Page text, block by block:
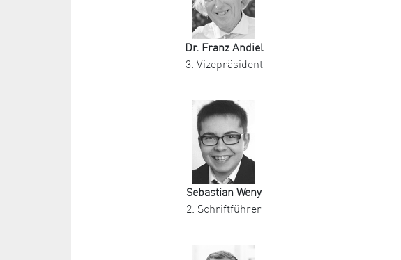
Dr. Franz Andiel
3. Vizepräsident
Sebastian Weny
2. Schriftführer